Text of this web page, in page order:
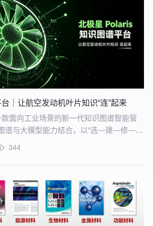
｜让航空发动机叶片知识“连”起来
面向工业场景的新一代知识图谱智能管
谱与大模型能力结合，以“选—建—修—
344